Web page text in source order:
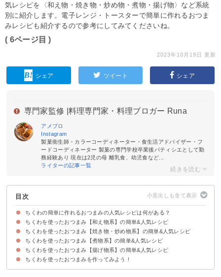
気レシピを〈和え物・焼き物・炒め物・煮物・揚げ物〉など系統
別に紹介します。電子レンジ・トースターで簡単に作れるおつま
みレシピも紹介するので参考にしてみてくださいね。
( 6ページ目 )
2023年10月19日 更新
シェア ツイート シェア
専門家監修 | 料理専門家・料理ブロガー Runa
アメブロ
Instagram
製菓衛生師・カラーコーディネーター・食生活アドバイザー・フ
ードコーディネーター 製菓の専門学校卒業後パティシエとして勤
務経験あり 現在は2児の母 離乳食、幼児食など...
ライターの記事一覧
目次
ちくわの簡単に作れるおつまみの人気レシピは何がある？
ちくわを使ったおつまみ【和え物系】の簡単&人気レシピ
①レンジで簡単に作れる豆苗とちくわのレシピ【5分】
②レンジで作るちくわの和え物【10分】
③ちくわとセロリのわさび和え【10分】
④ちくわとキュウリのナムル【10分】
ちくわを使ったおつまみ【焼き物・炒め物系】の簡単&人気レシピ
①ちくわともやしのポン酢炒め【10分】
②絶品ちくわのエビマヨ風【30分】
③レンジで作るチーズちくわ【5分】
④トースターで作るちくわのマヨネーズ焼き【10分】
⑤チーズと焼きちくわのおつまみ【15分】
⑥ちくわとネギの絶品おつまみ【10分】
⑦ちくわとしめじの人気レシピ【10分】
⑧ちくわと粉チーズの炒め物【15分】
⑨ちくわとウインナーの人気レシピ【10分】
⑩居酒屋風ちくわとピーマンの炒めもの【15分】
⑪トースターで作るちくわのマヨネーズ焼き【10分】
⑫ちくわと野菜のヘルシーな炒り豆腐【30分】
⑬ちくわのカレーとチーズ焼き【10分】
ちくわを使ったおつまみ【煮物系】の簡単&人気レシピ
①ちくわと大豆のヘルシーな煮物【20分】
②焼きちくわの煮物【15分】
③絶品ちくわの煮物【30分】
ちくわを使ったおつまみ【揚げ物系】の簡単&人気レシピ
①カレー味の絶品ちくわ揚げ【15分】
②ちくわとチーズの包み揚げ【20分】
③おつまみにもなるちくわの石垣揚げ【15分】
④ちくわとニンジンのかき揚げ【20分】
⑤磯辺揚げの人気レシピ
ちくわを使ったおつまみを作ってみよう！